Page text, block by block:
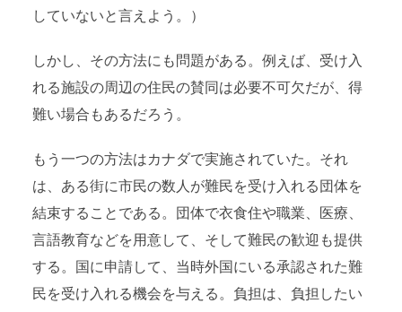
していないと言えよう。）
しかし、その方法にも問題がある。例えば、受け入
れる施設の周辺の住民の賛同は必要不可欠だが、得
難い場合もあるだろう。
もう一つの方法はカナダで実施されていた。それ
は、ある街に市民の数人が難民を受け入れる団体を
結束することである。団体で衣食住や職業、医療、
言語教育などを用意して、そして難民の歓迎も提供
する。国に申請して、当時外国にいる承認された難
民を受け入れる機会を与える。負担は、負担したい